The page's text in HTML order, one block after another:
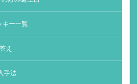
キー一覧
え
手法